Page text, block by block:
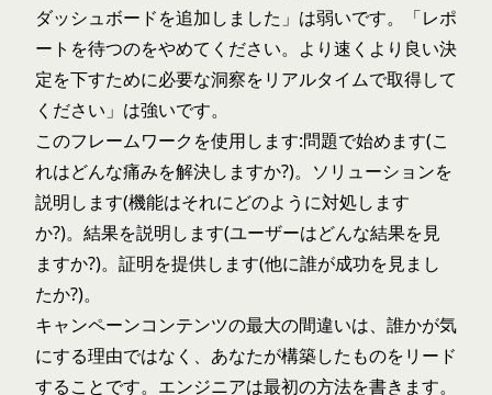
ダッシュボードを追加しました」は弱いです。「レポ
ートを待つのをやめてください。より速くより良い決
定を下すために必要な洞察をリアルタイムで取得して
ください」は強いです。
このフレームワークを使用します:問題で始めます(こ
れはどんな痛みを解決しますか?)。ソリューションを
説明します(機能はそれにどのように対処します
か?)。結果を説明します(ユーザーはどんな結果を見
ますか?)。証明を提供します(他に誰が成功を見まし
たか?)。
キャンペーンコンテンツの最大の間違いは、誰かが気
にする理由ではなく、あなたが構築したものをリード
することです。エンジニアは最初の方法を書きます。